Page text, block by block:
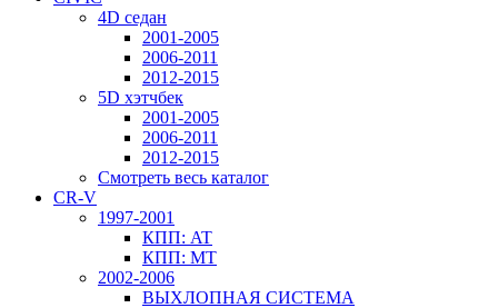
4D седан
2001-2005
2006-2011
2012-2015
5D хэтчбек
2001-2005
2006-2011
2012-2015
Смотреть весь каталог
CR-V
1997-2001
КПП: AT
КПП: MT
2002-2006
ВЫХЛОПНАЯ СИСТЕМА